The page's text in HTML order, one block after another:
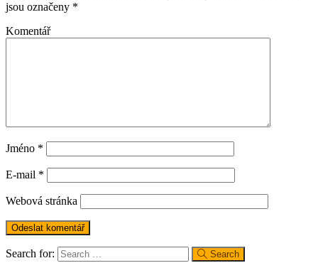
jsou označeny *
Komentář
Jméno *
E-mail *
Webová stránka
Search for: Search